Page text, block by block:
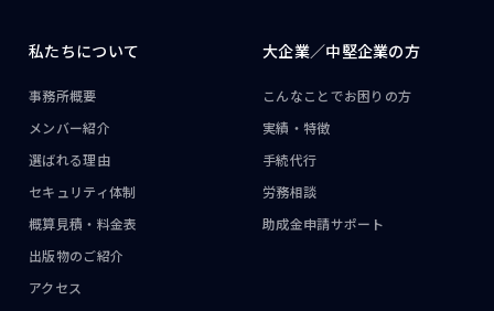
私たちについて
事務所概要
メンバー紹介
選ばれる理由
セキュリティ体制
概算見積・料金表
出版物のご紹介
アクセス
大企業／中堅企業の方
こんなことでお困りの方
実績・特徴
手続代行
労務相談
助成金申請サポート